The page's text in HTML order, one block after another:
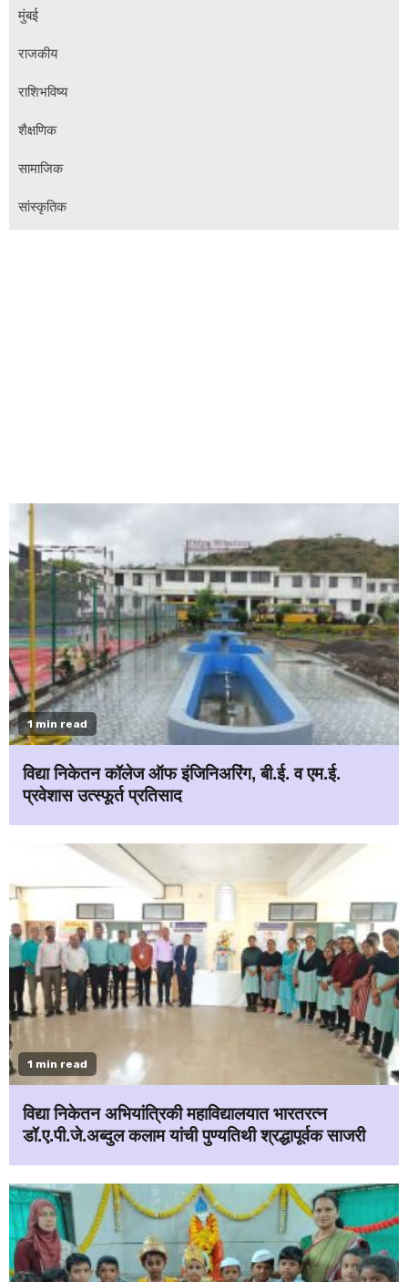
मुंबई
राजकीय
राशिभविष्य
शैक्षणिक
सामाजिक
सांस्कृतिक
1 min read
विद्या निकेतन कॉलेज ऑफ इंजिनिअरिंग, बी.ई. व एम.ई.
प्रवेशास उत्स्फूर्त प्रतिसाद
1 min read
विद्या निकेतन अभियांत्रिकी महाविद्यालयात भारतरत्न
डॉ.ए.पी.जे.अब्दुल कलाम यांची पुण्यतिथी श्रद्धापूर्वक साजरी